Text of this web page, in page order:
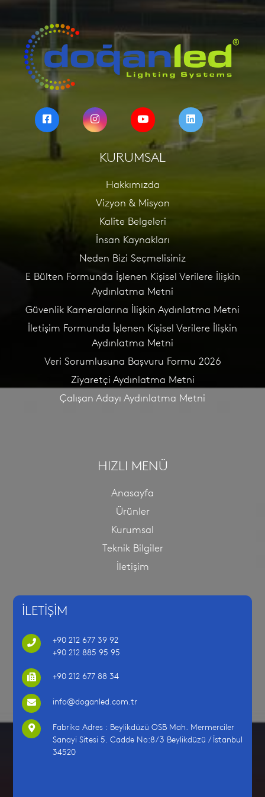
KURUMSAL
Hakkımızda
Vizyon & Misyon
Kalite Belgeleri
İnsan Kaynakları
Neden Bizi Seçmelisiniz
E Bülten Formunda İşlenen Kişisel Verilere İlişkin
Aydınlatma Metni
Güvenlik Kameralarına İlişkin Aydınlatma Metni
İletişim Formunda İşlenen Kişisel Verilere İlişkin
Aydınlatma Metni
Veri Sorumlusuna Başvuru Formu 2026
Ziyaretçi Aydınlatma Metni
Çalışan Adayı Aydınlatma Metni
HIZLI MENÜ
Anasayfa
Ürünler
Kurumsal
Teknik Bilgiler
İletişim
İLETİŞİM
+90 212 677 39 92
+90 212 885 95 95
+90 212 677 88 34
info@doganled.com.tr
Fabrika Adres : Beylikdüzü OSB Mah. Mermerciler
Sanayi Sitesi 5. Cadde No:8/3 Beylikdüzü / İstanbul
34520